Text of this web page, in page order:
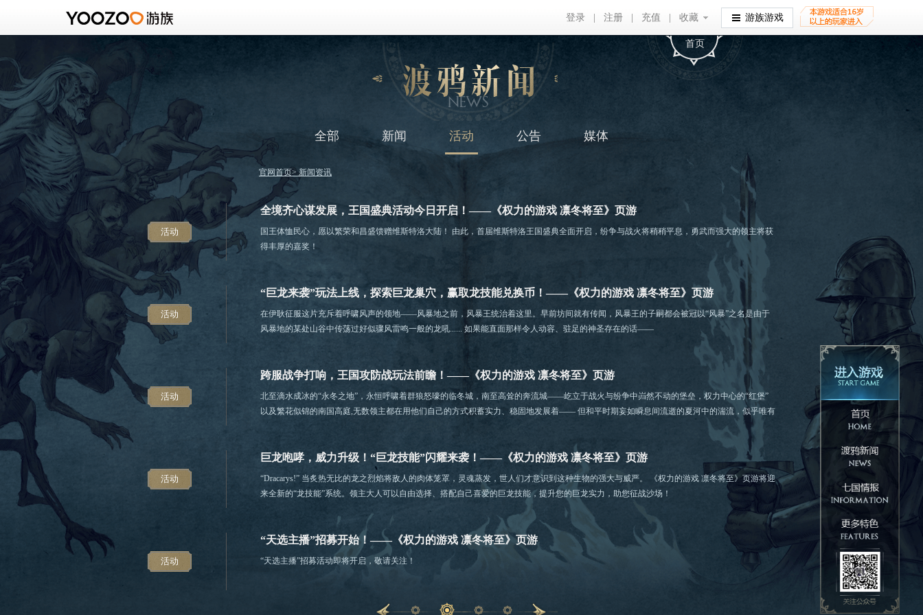
登录 注册 充值 收藏
收藏 游族游戏
首页
全部 新闻 活动 公告 媒体
官网首页>新闻资讯
活动
全境齐心谋发展，王国盛典活动今日开启！——《权力的游戏 凛冬将至》页游
国王体恤民心，愿以繁荣和昌盛馈赠维斯特洛大陆！ 由此，首届维斯特洛王国盛典全面开启，纷争与战火将稍稍平息，勇武而强大的领主将获
得丰厚的嘉奖！
活动
“巨龙来袭”玩法上线，探索巨龙巢穴，赢取龙技能兑换币！——《权力的游戏 凛冬将至》页游
在伊耿征服这片充斥着呼啸风声的领地——风暴地之前，风暴王统治着这里。早前坊间就有传闻，风暴王的子嗣都会被冠以“风暴”之名是由于
风暴地的某处山谷中传荡过好似骤风雷鸣一般的龙吼...... 如果能直面那样令人动容、驻足的神圣存在的话——
活动
跨服战争打响，王国攻防战玩法前瞻！——《权力的游戏 凛冬将至》页游
北至滴水成冰的“永冬之地”，永恒呼啸着群狼怒嚎的临冬城，南至高耸的奔流城——屹立于战火与纷争中岿然不动的堡垒，权力中心的“红堡”
以及繁花似锦的南国高庭,无数领主都在用他们自己的方式积蓄实力、稳固地发展着—— 但和平时期妄如瞬息间流逝的夏河中的湍流，似乎唯有
活动
巨龙咆哮，威力升级！“巨龙技能”闪耀来袭！——《权力的游戏 凛冬将至》页游
“Dracarys!” 当炙热无比的龙之烈焰将敌人的肉体笼罩，灵魂蒸发，世人们才意识到这种生物的强大与威严。 《权力的游戏 凛冬将至》页游将迎
来全新的“龙技能”系统。领主大人可以自由选择、搭配自己喜爱的巨龙技能，提升您的巨龙实力，助您征战沙场！
活动
“天选主播”招募开始！——《权力的游戏 凛冬将至》页游
“天选主播”招募活动即将开启，敬请关注！